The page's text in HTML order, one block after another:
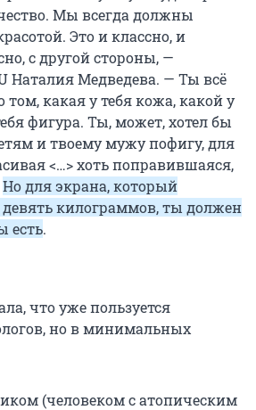
Мы всегда должны
Это и классно, и
с другой стороны, —
Наталия Медведева. — Ты всё
какая у тебя кожа, какой у
фигура. Ты, может, хотел бы
и твоему мужу пофигу, для
<…> хоть поправившаяся,
Но для экрана, который
килограммов, ты должен
есть.
что уже пользуется
но в минимальных
(человеком с атопическим